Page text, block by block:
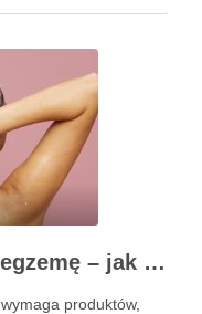
Jej działanie
Szampon na łuszczycę i egzemę – jak świadomie dobierać produkty przy wrażliwej skórze głowy?
produktów,